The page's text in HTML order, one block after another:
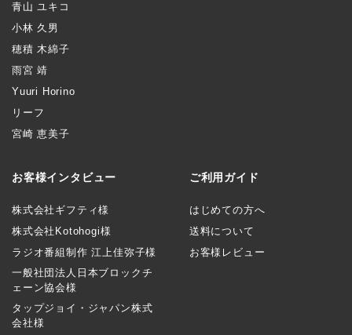
青山 ユキコ
小林 久男
穂積 木綿子
雨宮 靖
Yuuri Horino
リーフ
宮崎 恵美子
お客様インタビュー
株式会社ギフティ様
株式会社Kotohogi様
ラジオ番組制作 江上佳弥子様
一般社団法人日本ブロックチ
ェーン協会様
タップジョイ・ジャパン株式
会社様
ご利用ガイド
はじめての方へ
送料について
お客様レビュー